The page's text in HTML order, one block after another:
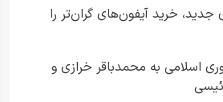
جدید، خرید آیفون‌های گران‌تر را
اسلامی به محمدباقر خرازی و